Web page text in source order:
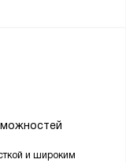
и широким